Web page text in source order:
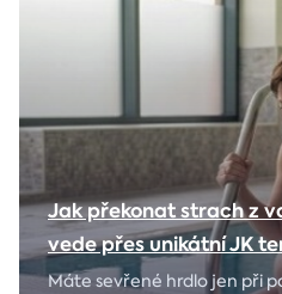
Jak překonat strach z
vede přes unikátní JK
Máte sevřené hrdlo jen při